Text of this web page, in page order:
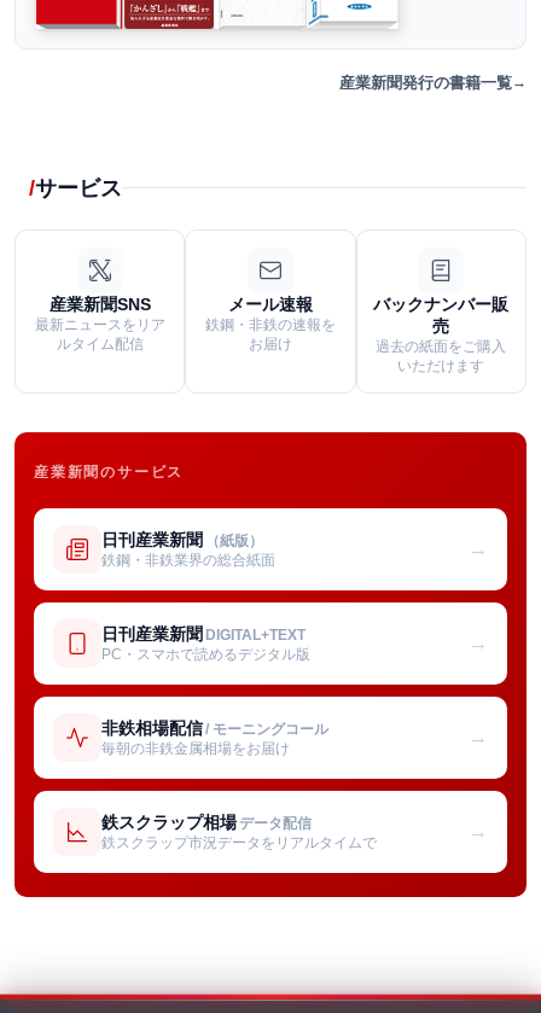
産業新聞発行の書籍一覧
サービス
産業新聞SNS
最新ニュースをリア
ルタイム配信
メール速報
鉄鋼・非鉄の速報を
お届け
バックナンバー販
売
過去の紙面をご購入
いただけます
産業新聞のサービス
日刊産業新聞 （紙版）
鉄鋼・非鉄業界の総合紙面
→
日刊産業新聞 DIGITAL+TEXT
PC・スマホで読めるデジタル版
→
非鉄相場配信/ モーニングコール
毎朝の非鉄金属相場をお届け
→
鉄スクラップ相場 データ配信
鉄スクラップ市況データをリアルタイムで
→